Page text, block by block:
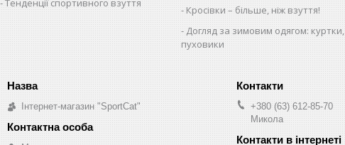
Тенденції спортивного взуття
Кросівки – більше, ніж взуття!
Догляд за зимовим одягом: куртки,
пуховики
Інтернет-магазин "SportCat"
+380 (63) 612-85-70
Микола